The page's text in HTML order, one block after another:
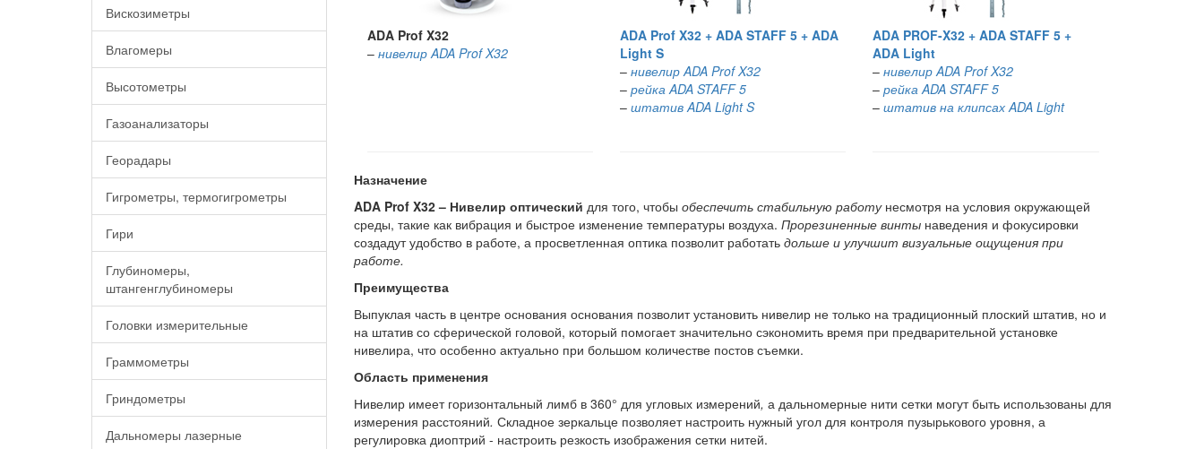
Вискозиметры
Влагомеры
Высотометры
Газоанализаторы
Георадары
Гигрометры, термогигрометры
Гири
Глубиномеры,
штангенглубиномеры
Головки измерительные
Граммометры
Гриндометры
Дальномеры лазерные
ADA Prof X32
– нивелир ADA Prof X32
ADA Prof X32 + ADA STAFF 5 + ADA
Light S
– нивелир ADA Prof X32
– рейка ADA STAFF 5
– штатив ADA Light S
ADA PROF-X32 + ADA STAFF 5 +
ADA Light
–нивелир ADA Prof X32
–рейка ADA STAFF 5
–штатив на клипсах ADA Light
Назначение
ADA Prof X32 – Нивелир оптический для того, чтобы обеспечить стабильную работунесмотря на условия окружающей
среды, такие как вибрация и быстрое изменение температуры воздуха. Прорезиненные винтынаведения и фокусировки
создадут удобство в работе, а просветленная оптика позволит работать дольше и улучшит визуальные ощущения при
работе.
Преимущества
Выпуклая часть в центре основания основания позволит установить нивелир не только на традиционный плоский штатив, но и
на штатив со сферической головой, который помогает значительно сэкономить время при предварительной установке
нивелира, что особенно актуально при большом количестве постов съемки.
Область применения
Нивелир имеет горизонтальный лимб в 360° для угловых измерений, а дальномерные нити сетки могут быть использованы для
измерения расстояний. Складное зеркальце позволяет настроить нужный угол для контроля пузырькового уровня, а
регулировка диоптрий - настроить резкость изображения сетки нитей.